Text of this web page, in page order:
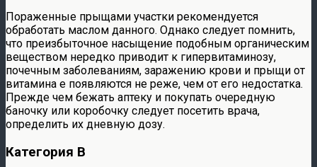
Пораженные прыщами участки рекомендуется
обработать маслом данного. Однако следует помнить,
что преизбыточное насыщение подобным органическим
веществом нередко приводит к гипервитаминозу,
почечным заболеваниям, заражению крови и прыщи от
витамина е появляются не реже, чем от его недостатка.
Прежде чем бежать аптеку и покупать очередную
баночку или коробочку следует посетить врача,
определить их дневную дозу.
Категория B